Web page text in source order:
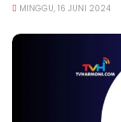
MINGGU, 16 JUNI 2024